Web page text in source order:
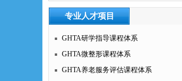
专业人才项目
GHTA研学指导课程体系
GHTA微整形课程体系
GHTA养老服务评估课程体系